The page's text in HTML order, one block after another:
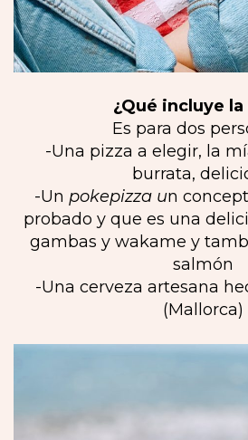
¿Qué incluye la
Es para dos
-Una pizza a elegir, la
burrata,
-Un pokepizza un
probado y que es una
gambas y wakame y
salmón
-Una cerveza artesana
(Mallorca)